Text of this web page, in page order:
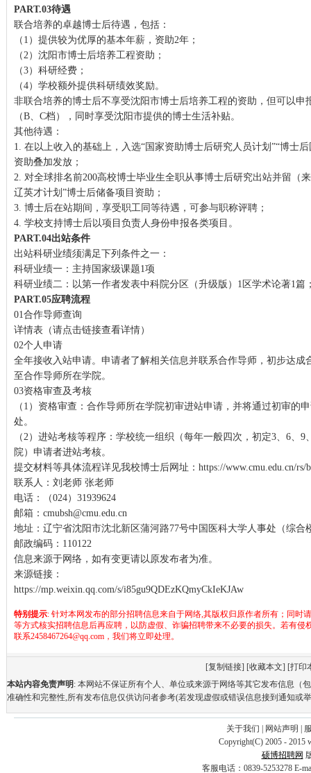
PART.03待遇
联合培养的卓越博士后待遇，包括：
（1）提供较为优厚的基本年薪，资助2年；
（2）沈阳市博士后培养工程资助；
（3）科研经费；
（4）学校额外提供科研绩效奖励。
非联合培养的博士后不享受沈阳市博士后培养工程的资助，但可以申
（B、C档），同时享受沈阳市提供的博士生活补贴。
其他待遇：
1. 在以上收入的基础上，入选“国家资助博士后研究人员计划”“博士
资助叠加发放；
2. 对全球排名前200高校博士毕业生全职从事博士后研究出站并留（
辽英才计划”博士后储备项目资助；
3. 博士后在站期间，享受职工同等待遇，可参与职称评聘；
4. 学校支持博士后以项目负责人身份申报各类项目。
PART.04出站条件
出站科研业绩须满足下列条件之一：
科研业绩一：主持国家级课题1项
科研业绩二：以第一作者发表中科院分区（升级版）1区学术论著1篇
PART.05应聘流程
01合作导师查询
详情表 （请点击链接查看详情）
02个人申请
全年接收入站申请。申请者了解相关信息并联系合作导师，初步达成
至合作导师所在学院。
03资格审查及考核
（1）资格审查：合作导师所在学院初审进站申请，并将通过初审的
处。
（2）进站考核等程序：学校统一组织（每年一般四次，初定3、6、
院）申请者进站考核。
提交材料等具体流程详见我校博士后网址： https://www.cmu.edu.cn/rs/
联系人：刘老师 张老师
电话：（024）31939624
邮箱：cmubsh@cmu.edu.cn
地址：辽宁省沈阳市沈北新区蒲河路77号中国医科大学人事处（综合
邮政编码：110122
信息来源于网络，如有变更请以原发布者为准。
来源链接：
https://mp.weixin.qq.com/s/i85gu9QDEzKQmyCkIeKJAw
特别提示: 针对本网发布的部分招聘信息来自于网络,其版权归原作者所有；同时
等方式核实招聘信息后再应聘，以防虚假、诈骗招聘带来不必要的损失。若有侵
联系2458467264@qq.com，我们将立即处理。
[复制链接] [收藏本文] [打印
本站内容免责声明 : 本网站不保证所有个人、单位或来源于网络等其它发布信息（
准确性和完整性,所有发布信息仅供访问者参考(若发现虚假或错误信息接到通知或
关于我们 网站声明
Copyright(C) 2005 - 2015
硕博招聘网
客服电话：0839-5253278 E-